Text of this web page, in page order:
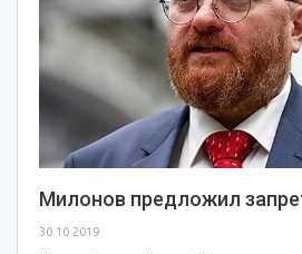
Милонов предложил
30.10.2019